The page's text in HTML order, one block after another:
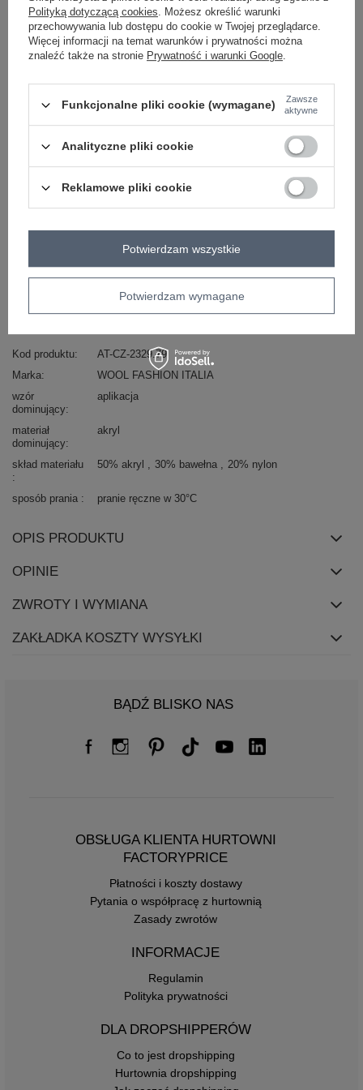
jasny brązowy
One size 2016103471218 - +
ZALOGUJ SIĘ I ZOBACZ CENĘ
Masz pytanie? Chętnie pomożemy.
+48 601 547 740 Zadaj pytanie
Kod produktu
AT-CZ-2329.79
Marka
WOOL FASHION ITALIA
wzór
dominujący
aplikacja
materiał
dominujący
akryl
skład materiału 50% akryl 30% bawełna 20% nylon
sposób prania pranie ręczne w 30°C
OPIS PRODUKTU
OPINIE
ZWROTY I WYMIANA
ZAKŁADKA KOSZTY WYSYŁKI
BĄDŹ BLISKO NAS
OBSŁUGA KLIENTA HURTOWNI
FACTORYPRICE
Płatności i koszty dostawy
Pytania o współpracę z hurtownią
Zasady zwrotów
INFORMACJE
Regulamin
Polityka prywatności
DLA DROPSHIPPERÓW
Co to jest dropshipping
Hurtownia dropshipping
Polityką dotyczącą cookies. Możesz określić warunki
przechowywania lub dostępu do cookie w Twojej przeglądarce.
Więcej informacji na temat warunków i prywatności można
znaleźć także na stronie Prywatność i warunki Google.
Funkcjonalne pliki cookie (wymagane)
Zawsze
aktywne
Analityczne pliki cookie
Reklamowe pliki cookie
Potwierdzam wymagane
Potwierdzam wszystkie